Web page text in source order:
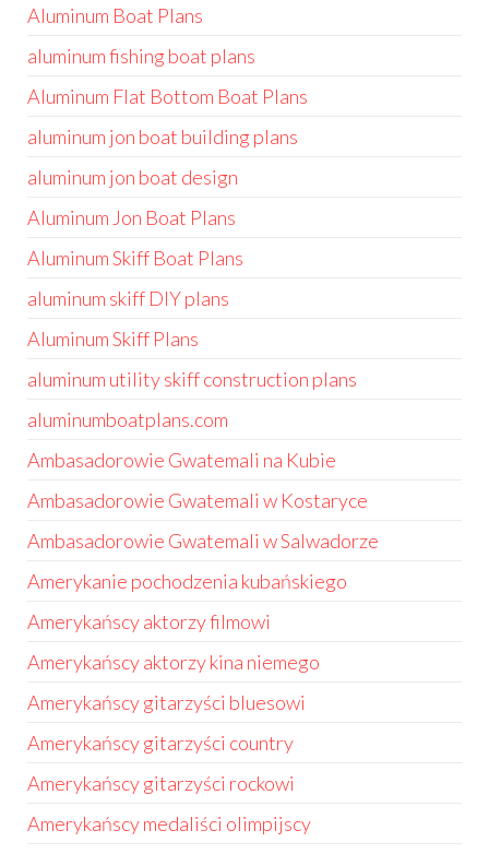
Aluminum Boat Plans
aluminum fishing boat plans
Aluminum Flat Bottom Boat Plans
aluminum jon boat building plans
aluminum jon boat design
Aluminum Jon Boat Plans
Aluminum Skiff Boat Plans
aluminum skiff DIY plans
Aluminum Skiff Plans
aluminum utility skiff construction plans
aluminumboatplans.com
Ambasadorowie Gwatemali na Kubie
Ambasadorowie Gwatemali w Kostaryce
Ambasadorowie Gwatemali w Salwadorze
Amerykanie pochodzenia kubańskiego
Amerykańscy aktorzy filmowi
Amerykańscy aktorzy kina niemego
Amerykańscy gitarzyści bluesowi
Amerykańscy gitarzyści country
Amerykańscy gitarzyści rockowi
Amerykańscy medaliści olimpijscy